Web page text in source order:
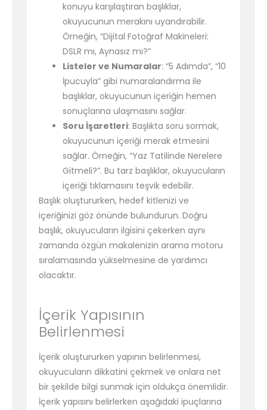
konuyu karşılaştıran başlıklar,
okuyucunun merakını uyandırabilir.
Örneğin, “Dijital Fotoğraf Makineleri:
DSLR mı, Aynasız mı?”
Listeler ve Numaralar: “5 Adımda”, “10
İpucuyla” gibi numaralandırma ile
başlıklar, okuyucunun içeriğin hemen
sonuçlarına ulaşmasını sağlar.
Soru İşaretleri: Başlıkta soru sormak,
okuyucunun içeriği merak etmesini
sağlar. Örneğin, “Yaz Tatilinde Nerelere
Gitmeli?”. Bu tarz başlıklar, okuyucuların
içeriği tıklamasını teşvik edebilir.
Başlık oluştururken, hedef kitlenizi ve
içeriğinizi göz önünde bulundurun. Doğru
başlık, okuyucuların ilgisini çekerken aynı
zamanda özgün makalenizin arama motoru
sıralamasında yükselmesine de yardımcı
olacaktır.
İçerik Yapısının
Belirlenmesi
İçerik oluştururken yapının belirlenmesi,
okuyucuların dikkatini çekmek ve onlara net
bir şekilde bilgi sunmak için oldukça önemlidir.
İçerik yapısını belirlerken aşağıdaki ipuçlarına